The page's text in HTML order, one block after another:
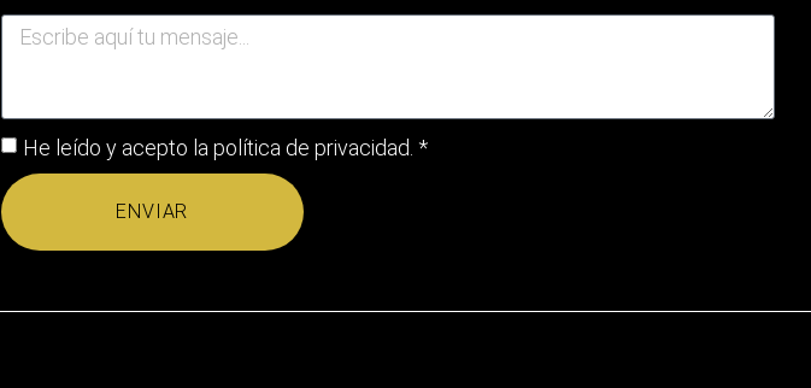
He leído y acepto la política de privacidad . *
ENVIAR